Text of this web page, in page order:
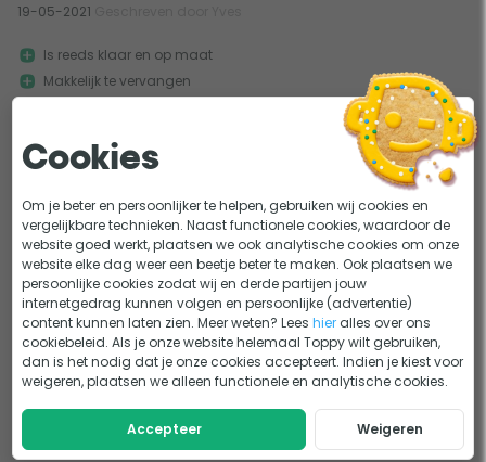
19-05-2021
Is reeds klaar en op maat
Makkelijk te vervangen
Je ziet er alles op
1
Cookies
Om je beter en persoonlijker te helpen, gebruiken wij cookies en
vergelijkbare technieken. Naast functionele cookies, waardoor de
website goed werkt, plaatsen we ook analytische cookies om onze
website elke dag weer een beetje beter te maken. Ook plaatsen we
persoonlijke cookies zodat wij en derde partijen jouw
internetgedrag kunnen volgen en persoonlijke (advertentie)
content kunnen laten zien. Meer weten? Leeshier alles over ons
cookiebeleid. Als je onze website helemaal Toppy wilt gebruiken,
dan is het nodig dat je onze cookies accepteert. Indien je kiest voor
weigeren, plaatsen we alleen functionele en analytische cookies.
Accepteer Weigeren